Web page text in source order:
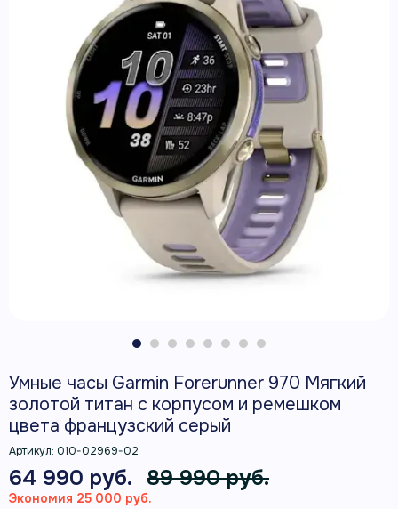
Умные часы Garmin Forerunner 970 Мягкий
золотой титан с корпусом и ремешком
цвета французский серый
Артикул: 010-02969-02
64 990 руб. 89 990 руб.
Экономия 25 000 руб.